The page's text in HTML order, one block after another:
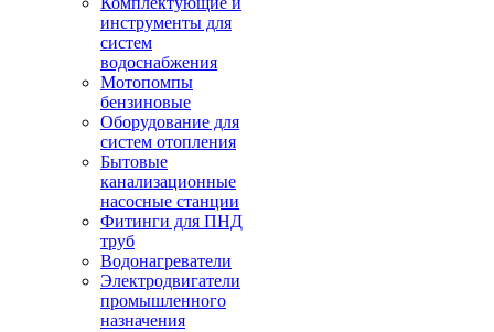
инструменты для
систем
водоснабжения
Мотопомпы
бензиновые
Оборудование для
систем отопления
Бытовые
канализационные
насосные станции
Фитинги для ПНД
труб
Водонагреватели
Электродвигатели
промышленного
назначения